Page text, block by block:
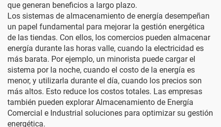
que generan beneficios a largo plazo.
Los sistemas de almacenamiento de energía desempeñan
un papel fundamental para mejorar la gestión energética
de las tiendas. Con ellos, los comercios pueden almacenar
energía durante las horas valle, cuando la electricidad es
más barata. Por ejemplo, un minorista puede cargar el
sistema por la noche, cuando el costo de la energía es
menor, y utilizarla durante el día, cuando los precios son
más altos. Esto reduce los costos totales. Las empresas
también pueden explorarAlmacenamiento de Energía
Comercial e Industrial soluciones para optimizar su gestión
energética.